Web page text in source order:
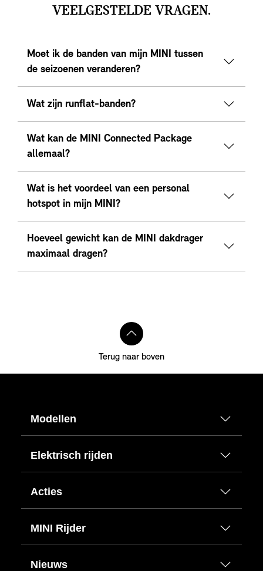
VEELGESTELDE VRAGEN.
Moet ik de banden van mijn MINI tussen
de seizoenen veranderen?
Wat zijn runflat-banden?
Wat kan de MINI Connected Package
allemaal?
Wat is het voordeel van een personal
hotspot in mijn MINI?
Hoeveel gewicht kan de MINI dakdrager
maximaal dragen?
Terug naar boven
Modellen
Elektrisch rijden
Acties
MINI Rijder
Nieuws